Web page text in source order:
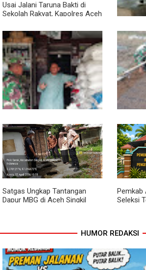
Usai Jalani Taruna Bakti di
Sekolah Rakyat, Kapolres Aceh
Perwira Polri
Sambil
Kodim
Beri
Peserta
Lewat Komsos, Babinsa
Rundeng Pantau Stok dan
Harga Pupuk
Dari
Babinsa
Satgas Ungkap Tantangan
Dapur MBG di Aceh Singkil
Pemkab
Seleksi
HUMOR REDAKSI